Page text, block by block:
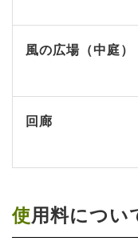
風の広場（中庭）
回廊
使用料につい